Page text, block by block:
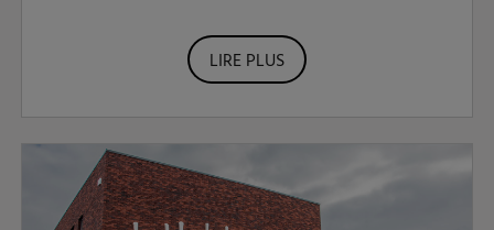
LIRE PLUS